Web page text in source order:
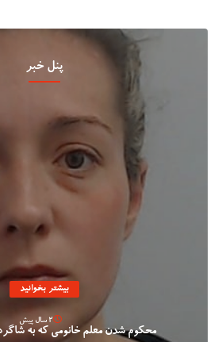
پنل خبر
بیشتر بخوانید
محکوم شدن معلم خانومی که به
2 سال پیش